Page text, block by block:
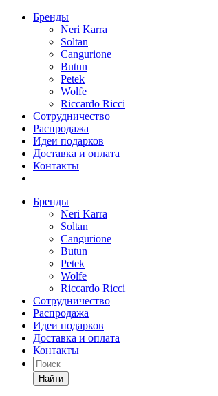
Бренды
Neri Karra
Soltan
Cangurione
Butun
Petek
Wolfe
Riccardo Ricci
Сотрудничество
Распродажа
Идеи подарков
Доставка и оплата
Контакты
Бренды
Neri Karra
Soltan
Cangurione
Butun
Petek
Wolfe
Riccardo Ricci
Сотрудничество
Распродажа
Идеи подарков
Доставка и оплата
Контакты
Найти